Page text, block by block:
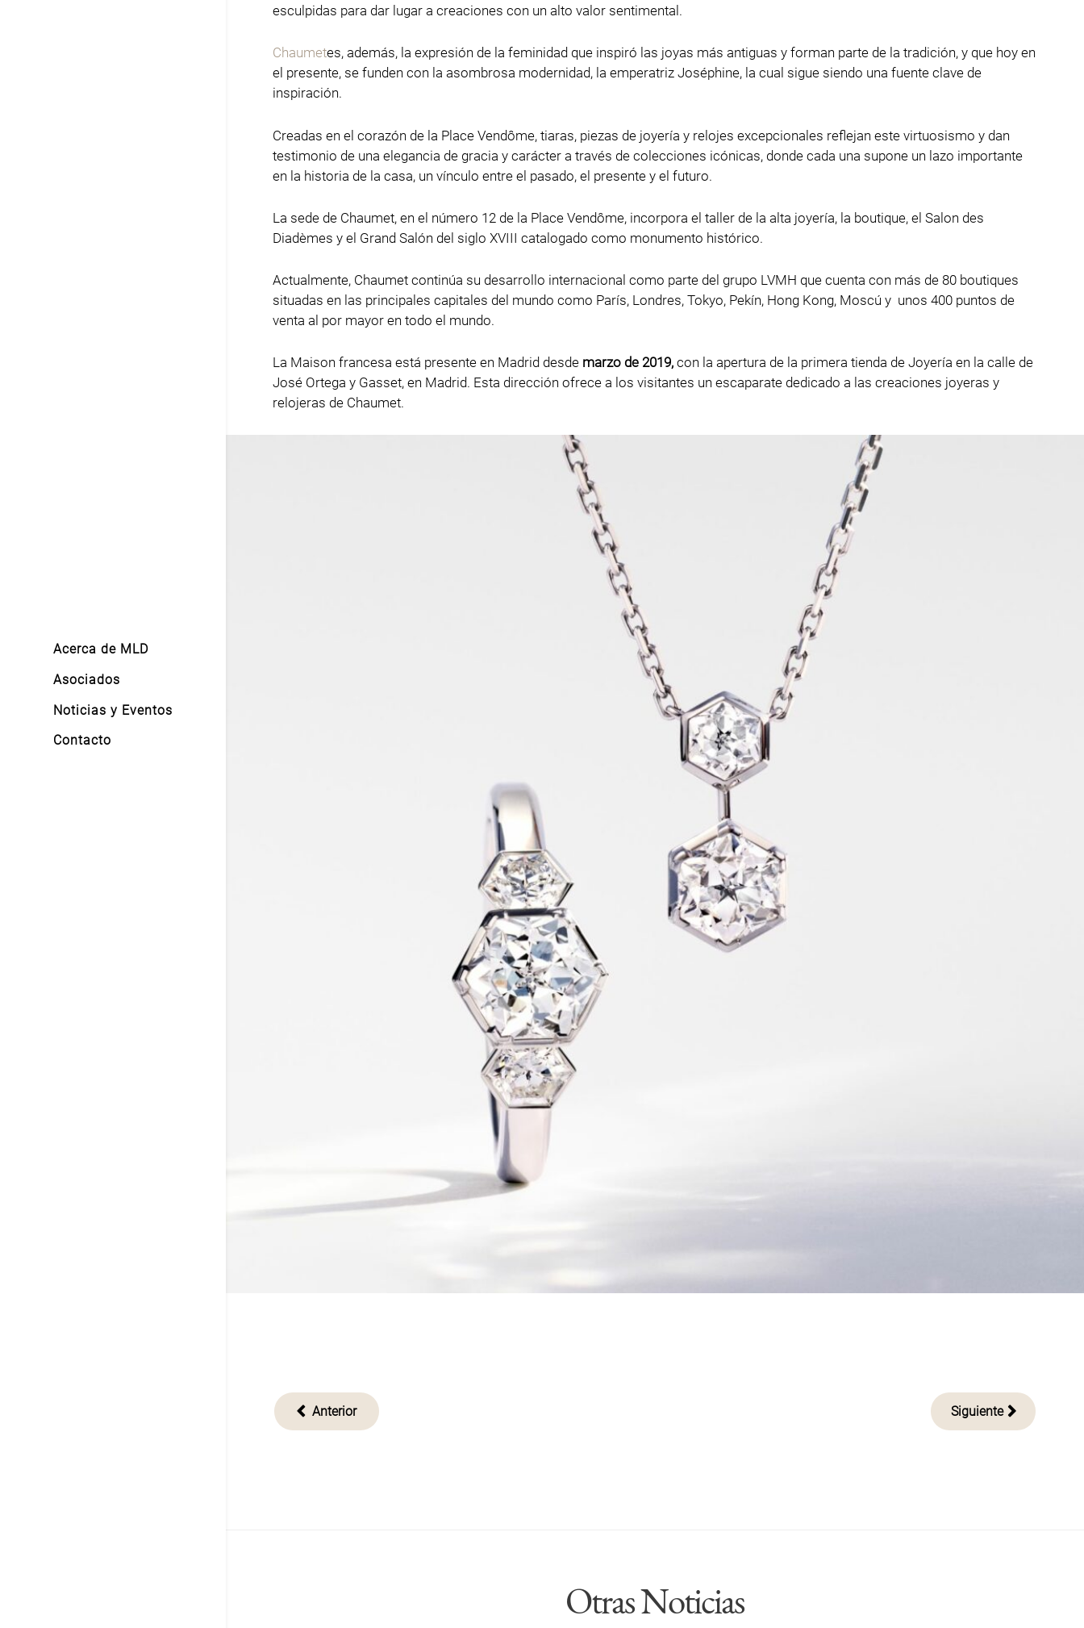
Acerca de MLD
Asociados
Noticias y Eventos
Contacto
esculpidas para dar lugar a creaciones con un alto valor sentimental.
Chaumetes, además, la expresión de la feminidad que inspiró las joyas más antiguas y forman parte de la tradición, y que hoy en
el presente, se funden con la asombrosa modernidad, la emperatriz Joséphine, la cual sigue siendo una fuente clave de
inspiración.
Creadas en el corazón de la Place Vendôme, tiaras, piezas de joyería y relojes excepcionales reflejan este virtuosismo y dan
testimonio de una elegancia de gracia y carácter a través de colecciones icónicas, donde cada una supone un lazo importante
en la historia de la casa, un vínculo entre el pasado, el presente y el futuro.
La sede de Chaumet, en el número 12 de la Place Vendôme, incorpora el taller de la alta joyería, la boutique, el Salon des
Diadèmes y el Grand Salón del siglo XVIII catalogado como monumento histórico.
Actualmente, Chaumet continúa su desarrollo internacional como parte del grupo LVMH que cuenta con más de 80 boutiques
situadas en las principales capitales del mundo como París, Londres, Tokyo, Pekín, Hong Kong, Moscú y unos 400 puntos de
venta al por mayor en todo el mundo.
La Maison francesa está presente en Madrid desde marzo de 2019,con la apertura de la primera tienda de Joyería en la calle de
José Ortega y Gasset, en Madrid. Esta dirección ofrece a los visitantes un escaparate dedicado a las creaciones joyeras y
relojeras de Chaumet.
Navegación
de
Anterior Siguiente
Otras Noticias